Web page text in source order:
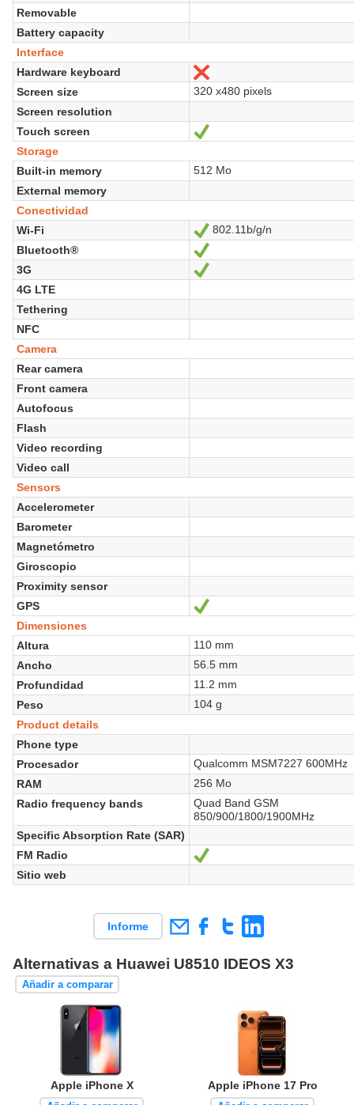
Removable
Battery capacity
Interface
Hardware keyboard
No
Screen size
320 x480 pixels
Screen resolution
Touch screen
Sí
Storage
Built-in memory
512 Mo
External memory
Conectividad
Wi-Fi
Sí
802.11b/g/n
Bluetooth®
Sí
3G
4G LTE
Tethering
NFC
Camera
Rear camera
Front camera
Autofocus
Flash
Video recording
Video call
Sensors
Accelerometer
Barometer
Magnetómetro
Giroscopio
Proximity sensor
GPS
Sí
Dimensiones
Altura
110 mm
Ancho
56.5 mm
Profundidad
11.2 mm
Peso
104 g
Product details
Phone type
Procesador
Qualcomm MSM7227 600MHz
RAM
256 Mo
Radio frequency bands
Quad Band GSM
850/900/1800/1900MHz
Specific Absorption Rate (SAR)
FM Radio
Sí
Sitio web
Informe
Alternativas a Huawei U8510 IDEOS X3
Añadir a comparar
Apple iPhone X Apple iPhone 17 Pro